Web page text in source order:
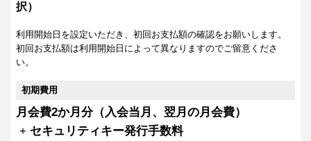
択）
利用開始日を設定いただき、初回お支払額の確認をお願いします。
初回お支払額は利用開始日によって異なりますのでご留意くださ
い。
初期費用
月会費2か月分（入会当月、翌月の月会費）
+ セキュリティキー発行手数料